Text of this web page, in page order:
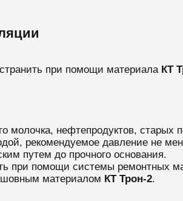
при помощи материала КТ
молочка, нефтепродуктов, старых
рекомендуемое давление не
путем до прочного основания.
при помощи системы ремонтных
материалом КТ Трон-2.